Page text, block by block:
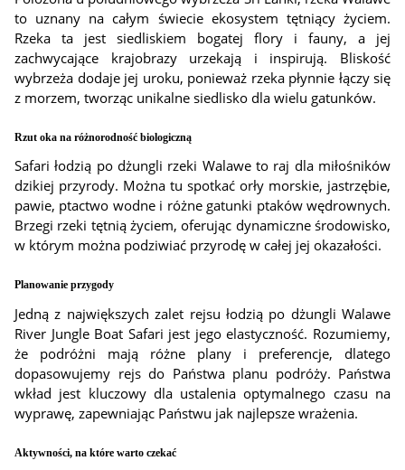
to uznany na całym świecie ekosystem tętniący życiem.
Rzeka ta jest siedliskiem bogatej flory i fauny, a jej
zachwycające krajobrazy urzekają i inspirują. Bliskość
wybrzeża dodaje jej uroku, ponieważ rzeka płynnie łączy się
z morzem, tworząc unikalne siedlisko dla wielu gatunków.
Rzut oka na różnorodność biologiczną
Safari łodzią po dżungli rzeki Walawe to raj dla miłośników
dzikiej przyrody. Można tu spotkać orły morskie, jastrzębie,
pawie, ptactwo wodne i różne gatunki ptaków wędrownych.
Brzegi rzeki tętnią życiem, oferując dynamiczne środowisko,
w którym można podziwiać przyrodę w całej jej okazałości.
Planowanie przygody
Jedną z największych zalet rejsu łodzią po dżungli Walawe
River Jungle Boat Safari jest jego elastyczność. Rozumiemy,
że podróżni mają różne plany i preferencje, dlatego
dopasowujemy rejs do Państwa planu podróży. Państwa
wkład jest kluczowy dla ustalenia optymalnego czasu na
wyprawę, zapewniając Państwu jak najlepsze wrażenia.
Aktywności, na które warto czekać